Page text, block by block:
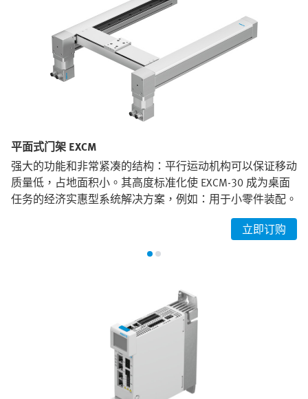
平面式门架 EXCM
强大的功能和非常紧凑的结构：平行运动机构可以保证移动
质量低，占地面积小。其高度标准化使 EXCM-30 成为桌面
任务的经济实惠型系统解决方案，例如：用于小零件装配。
立即订购